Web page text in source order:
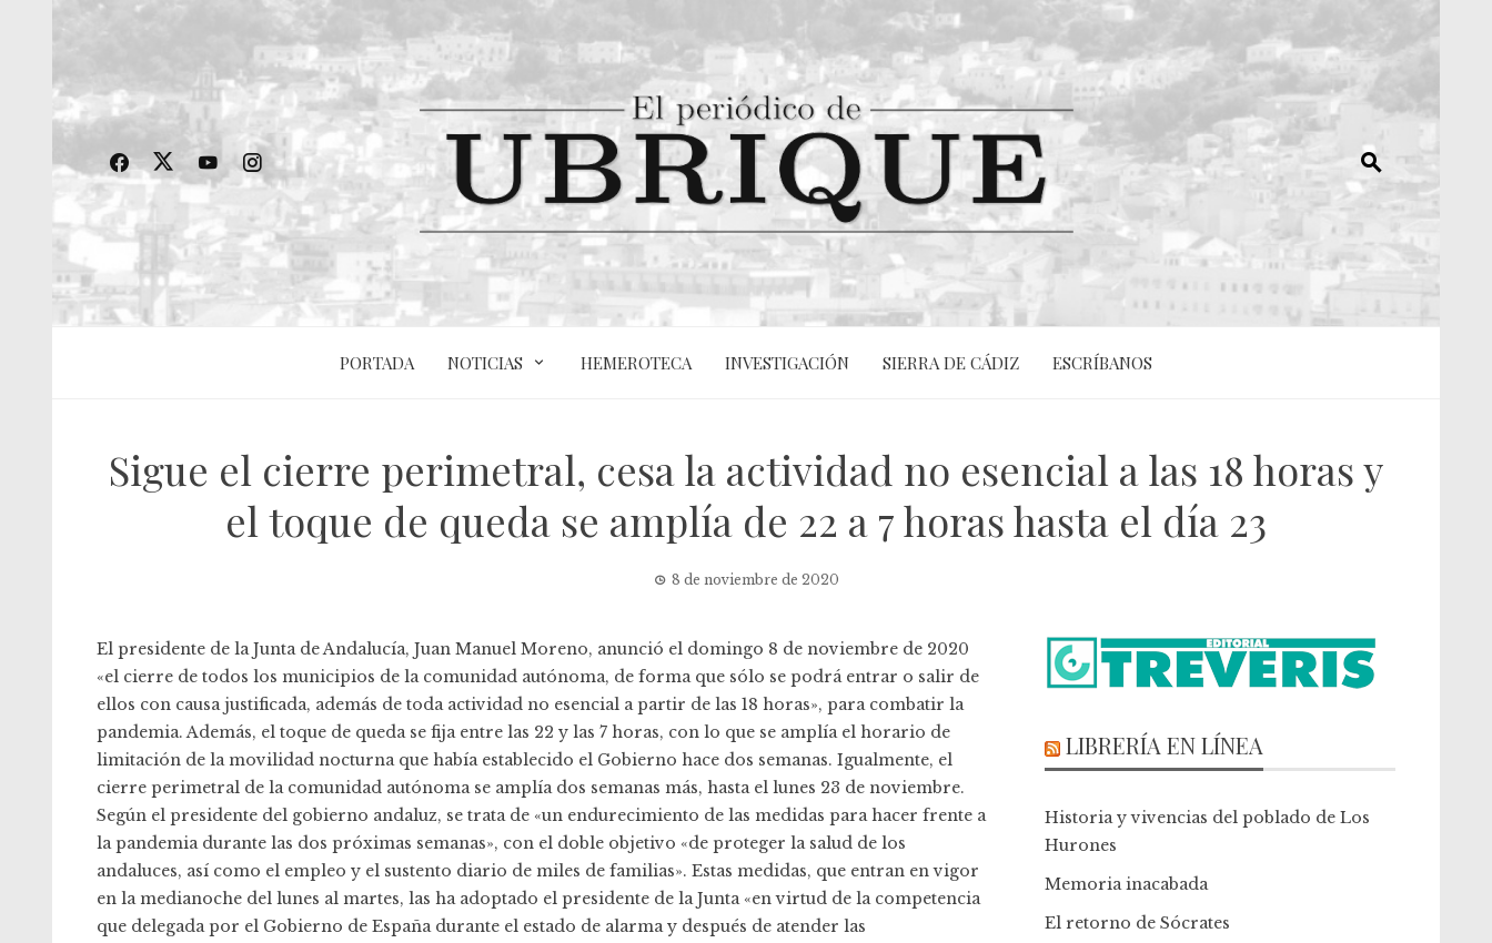
PORTADA NOTICIAS HEMEROTECA INVESTIGACIÓN SIERRA DE CÁDIZ ESCRÍBANOS
Sigue el cierre perimetral, cesa la actividad no esencial a las 18 horas y
el toque de queda se amplía de 22 a 7 horas hasta el día 23
8 de noviembre de 2020
El presidente de la Junta de Andalucía, Juan Manuel Moreno, anunció el domingo 8 de noviembre de 2020
«el cierre de todos los municipios de la comunidad autónoma, de forma que sólo se podrá entrar o salir de
ellos con causa justificada, además de toda actividad no esencial a partir de las 18 horas», para combatir la
pandemia. Además, el toque de queda se fija entre las 22 y las 7 horas, con lo que se amplía el horario de
limitación de la movilidad nocturna que había establecido el Gobierno hace dos semanas. Igualmente, el
cierre perimetral de la comunidad autónoma se amplía dos semanas más, hasta el lunes 23 de noviembre.
Según el presidente del gobierno andaluz, se trata de «un endurecimiento de las medidas para hacer frente a
la pandemia durante las dos próximas semanas», con el doble objetivo «de proteger la salud de los
andaluces, así como el empleo y el sustento diario de miles de familias». Estas medidas, que entran en vigor
en la medianoche del lunes al martes, las ha adoptado el presidente de la Junta «en virtud de la competencia
que delegada por el Gobierno de España durante el estado de alarma y después de atender las
LIBRERÍA EN LÍNEA
Historia y vivencias del poblado de Los
Hurones
Memoria inacabada
El retorno de Sócrates